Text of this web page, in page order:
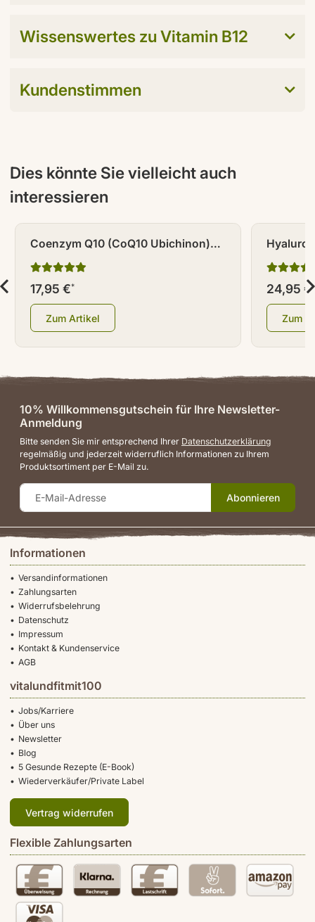
Wissenswertes zu Vitamin B12
Kundenstimmen
Dies könnte Sie vielleicht auch
interessieren
Coenzym Q10 (CoQ10 Ubichinon)
Kapseln 90 Stück
17,95 €*
Zum Artikel
24,95 €*
Zum
Informationen
Versandinformationen
Zahlungsarten
Widerrufsbelehrung
Datenschutz
Impressum
Kontakt & Kundenservice
AGB
vitalundfitmit100
Jobs/Karriere
Über uns
Newsletter
Blog
5 Gesunde Rezepte (E-Book)
Wiederverkäufer/Private Label
Vertrag widerrufen
Flexible Zahlungsarten
10% Willkommensgutschein für Ihre Newsletter-
Anmeldung
Bitte senden Sie mir entsprechend Ihrer Datenschutzerklärung
regelmäßig und jederzeit widerruflich Informationen zu Ihrem
Produktsortiment per E-Mail zu.
Abonnieren